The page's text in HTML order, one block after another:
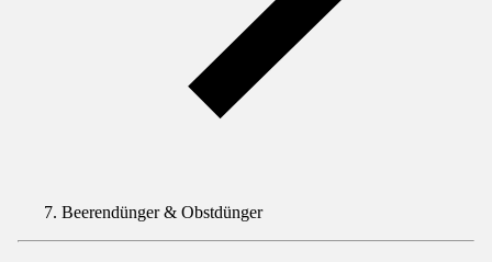
Beerendünger & Obstdünger